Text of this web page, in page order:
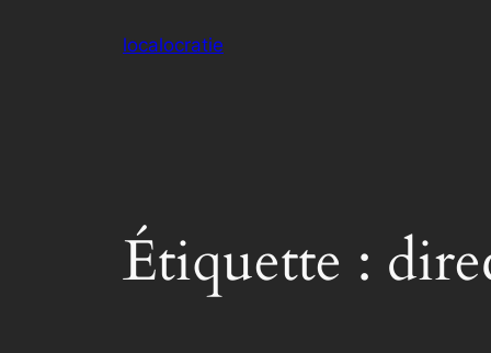
localocratie
Étiquette :